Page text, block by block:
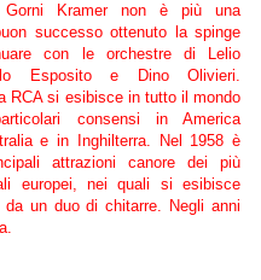
Gorni Kramer non è più una
successo ottenuto la spinge
con le orchestre di Lelio
Esposito e Dino Olivieri.
RCA si esibisce in tutto il mondo
consensi in America
e in Inghilterra. Nel 1958 è
attrazioni canore dei più
europei, nei quali si esibisce
da un duo di chitarre. Negli anni